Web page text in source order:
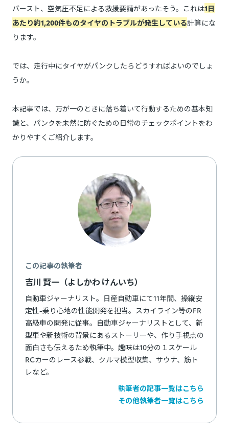
バースト、空気圧不足による救援要請があったそう。これは1日
あたり約1,200件ものタイヤのトラブルが発生している計算にな
ります。
では、走行中にタイヤがパンクしたらどうすればよいのでしょ
うか。
本記事では、万が一のときに落ち着いて行動するための基本知
識と、パンクを未然に防ぐための日常のチェックポイントをわ
かりやすくご紹介します。
この記事の執筆者
吉川 賢一（よしかわ けんいち）
自動車ジャーナリスト。日産自動車にて11年間、操縦安
定性-乗り心地の性能開発を担当。スカイライン等のFR
高級車の開発に従事。自動車ジャーナリストとして、新
型車や新技術の背景にあるストーリーや、作り手視点の
面白さも伝えるため執筆中。趣味は10分の１スケール
RCカーのレース参戦、クルマ模型収集、サウナ、筋ト
レなど。
執筆者の記事一覧はこちら
その他執筆者一覧はこちら